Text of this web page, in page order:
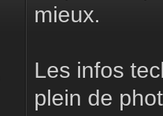
mieux.
Les infos
plein de